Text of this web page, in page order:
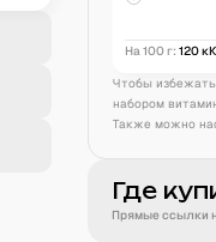
На 100 г: 120
Чтобы
набором
Также можно
Где
Прямые ссылки